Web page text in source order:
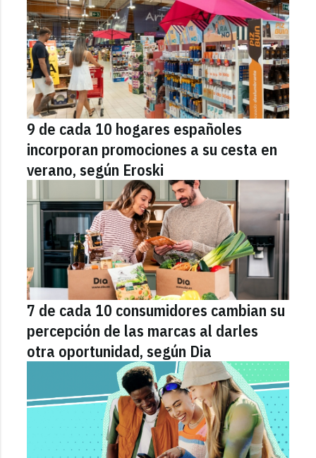
9 de cada 10 hogares españoles
incorporan promociones a su cesta en
verano, según Eroski
7 de cada 10 consumidores cambian su
percepción de las marcas al darles
otra oportunidad, según Dia